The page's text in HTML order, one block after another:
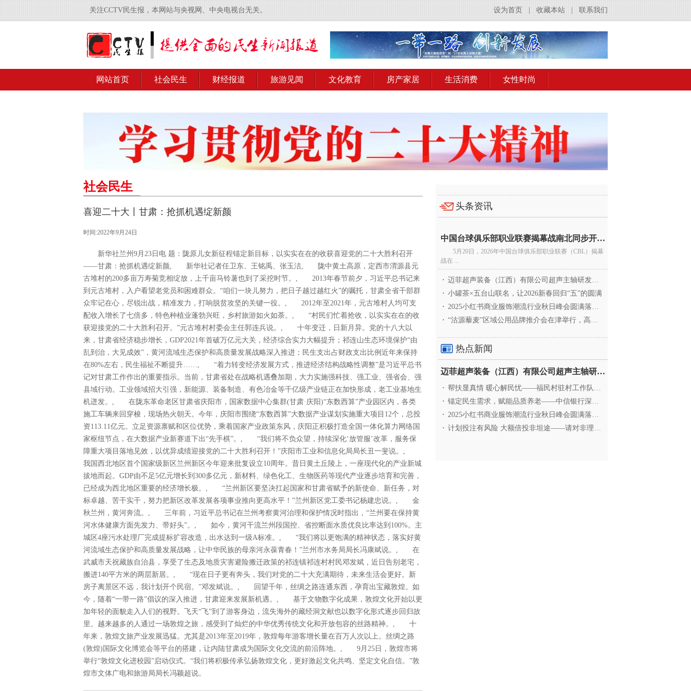
关注CCTV民生报，本网站与央视网、中央电视台无关。 联系我们
收藏本站
设为首页
网站首页 社会民生 财经报道 旅游见闻 文化教育 房产家居 生活消费 女性时尚
社会民生
喜迎二十大丨甘肃：抢抓机遇绽新颜
时间:2022年9月24日
新华社兰州9月23日电 题：陇原儿女新征程锚定新目标，以实实在在的收获喜迎党的二十大胜利召开
——甘肃：抢抓机遇绽新颜, 新华社记者任卫东、王铭禹、张玉洁, 陇中黄土高原，定西市渭源县元
古堆村的200多亩万寿菊竞相绽放，上千亩马铃薯也到了采挖时节。, 2013年春节前夕，习近平总书记来
到元古堆村，入户看望老党员和困难群众。“咱们一块儿努力，把日子越过越红火”的嘱托，甘肃全省干部群
众牢记在心，尽锐出战，精准发力，打响脱贫攻坚的关键一役。, 2012年至2021年，元古堆村人均可支
配收入增长了七倍多，特色种植业蓬勃兴旺，乡村旅游如火如荼。, “村民们忙着抢收，以实实在在的收
获迎接党的二十大胜利召开。”元古堆村村委会主任郭连兵说。, 十年变迁，日新月异。党的十八大以
来，甘肃省经济稳步增长，GDP2021年首破万亿元大关，经济综合实力大幅提升；祁连山生态环境保护“由
乱到治，大见成效”，黄河流域生态保护和高质量发展战略深入推进；民生支出占财政支出比例近年来保持
在80%左右，民生福祉不断提升……, “着力转变经济发展方式，推进经济结构战略性调整”是习近平总书
记对甘肃工作作出的重要指示。当前，甘肃省处在战略机遇叠加期，大力实施强科技、强工业、强省会、强
县域行动。工业领域招大引强，新能源、装备制造、有色冶金等千亿级产业链正在加快形成，老工业基地生
机迸发。, 在陇东革命老区甘肃省庆阳市，国家数据中心集群(甘肃·庆阳)“东数西算”产业园区内，各类
施工车辆来回穿梭，现场热火朝天。今年，庆阳市围绕“东数西算”大数据产业谋划实施重大项目12个，总投
资113.11亿元。立足资源禀赋和区位优势，乘着国家产业政策东风，庆阳正积极打造全国一体化算力网络国
家枢纽节点，在大数据产业新赛道下出“先手棋”。, “我们将不负众望，持续深化‘放管服’改革，服务保
障重大项目落地见效，以优异成绩迎接党的二十大胜利召开！”庆阳市工业和信息化局局长丑一斐说。,
我国西北地区首个国家级新区兰州新区今年迎来批复设立10周年。昔日黄土丘陵上，一座现代化的产业新城
拔地而起。GDP由不足5亿元增长到300多亿元，新材料、绿色化工、生物医药等现代产业逐步培育和完善，
已经成为西北地区重要的经济增长极。, “兰州新区要坚决扛起国家和甘肃省赋予的新使命、新任务，对
标卓越、苦干实干，努力把新区改革发展各项事业推向更高水平！”兰州新区党工委书记杨建忠说。, 金
秋兰州，黄河奔流。, 三年前，习近平总书记在兰州考察黄河治理和保护情况时指出，“兰州要在保持黄
河水体健康方面先发力、带好头”。, 如今，黄河干流兰州段国控、省控断面水质优良比率达到100%。主
城区4座污水处理厂完成提标扩容改造，出水达到一级A标准。, “我们将以更饱满的精神状态，落实好黄
河流域生态保护和高质量发展战略，让中华民族的母亲河永葆青春！”兰州市水务局局长冯康斌说。, 在
武威市天祝藏族自治县，享受了生态及地质灾害避险搬迁政策的祁连镇祁连村村民邓发斌，近日告别老宅，
搬进140平方米的两层新居。, “现在日子更有奔头，我们对党的二十大充满期待，未来生活会更好。新
房子离景区不远，我计划开个民宿。”邓发斌说。, 回望千年，丝绸之路连通东西，孕育出宝藏敦煌。如
今，随着“一带一路”倡议的深入推进，甘肃迎来发展新机遇。, 基于文物数字化成果，敦煌文化开始以更
加年轻的面貌走入人们的视野。飞天“飞”到了游客身边，流失海外的藏经洞文献也以数字化形式逐步回归故
里。越来越多的人通过一场敦煌之旅，感受到了灿烂的中华优秀传统文化和开放包容的丝路精神。, 十
年来，敦煌文旅产业发展迅猛。尤其是2013年至2019年，敦煌每年游客增长量在百万人次以上。丝绸之路
(敦煌)国际文化博览会等平台的搭建，让内陆甘肃成为国际文化交流的前沿阵地。, 9月25日，敦煌市将
举行“敦煌文化进校园”启动仪式。“我们将积极传承弘扬敦煌文化，更好激起文化共鸣、坚定文化自信。”敦
煌市文体广电和旅游局局长冯颖超说。
头条资讯
中国台球俱乐部职业联赛揭幕战南北同步开杆 首届CBL
5月20日，2026年中国台球俱乐部职业联赛（CBL）揭幕
战在 ...
· 迈菲超声装备（江西）有限公司超声主轴研发和生产项
· 小罐茶×五台山联名，让2026新春回归“五”的圆满
· 2025小红书商业服饰潮流行业秋日峰会圆满落幕，携手
· “沽源藜麦”区域公用品牌推介会在津举行，高蛋白产业
热点新闻
迈菲超声装备（江西）有限公司超声主轴研发和生产项
· 帮扶显真情 暖心解民忧——福民村驻村工作队与村委心系
· 锚定民生需求，赋能品质养老——中信银行深圳分行养老
· 2025小红书商业服饰潮流行业秋日峰会圆满落幕，携手
· 计划投注有风险 大额倍投非坦途——请对非理性购彩说“